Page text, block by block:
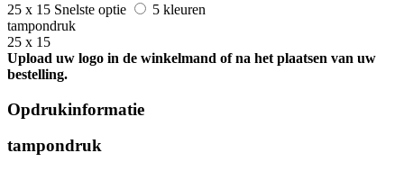
25 x 15 Snelste optie
5 kleuren
tampondruk
25 x 15
Upload uw logo in de winkelmand of na het plaatsen van uw
bestelling.
Opdrukinformatie
tampondruk